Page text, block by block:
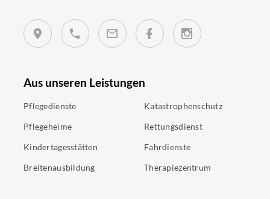
Aus unseren Leistungen
Pflegedienste
Pflegeheime
Kindertagesstätten
Breitenausbildung
Katastrophenschutz
Rettungsdienst
Fahrdienste
Therapiezentrum